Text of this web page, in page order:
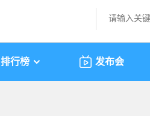
排行榜 发布会